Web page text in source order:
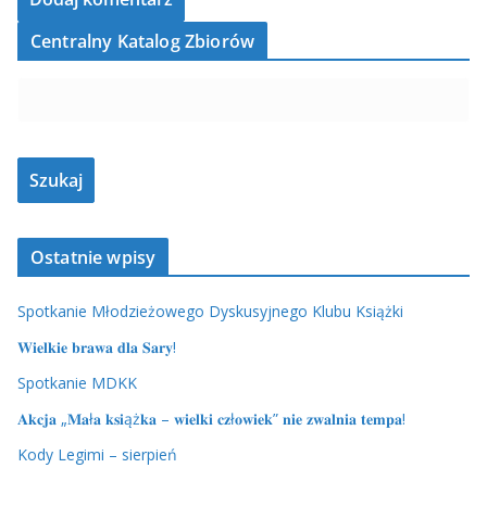
Centralny Katalog Zbiorów
Ostatnie wpisy
Spotkanie Młodzieżowego Dyskusyjnego Klubu Książki
𝐖𝐢𝐞𝐥𝐤𝐢𝐞 𝐛𝐫𝐚𝐰𝐚 𝐝𝐥𝐚 𝐒𝐚𝐫𝐲!
Spotkanie MDKK
𝐀𝐤𝐜𝐣𝐚 „𝐌𝐚ł𝐚 𝐤𝐬𝐢ąż𝐤𝐚 – 𝐰𝐢𝐞𝐥𝐤𝐢 𝐜𝐳ł𝐨𝐰𝐢𝐞𝐤” 𝐧𝐢𝐞 𝐳𝐰𝐚𝐥𝐧𝐢𝐚 𝐭𝐞𝐦𝐩𝐚!
Kody Legimi – sierpień